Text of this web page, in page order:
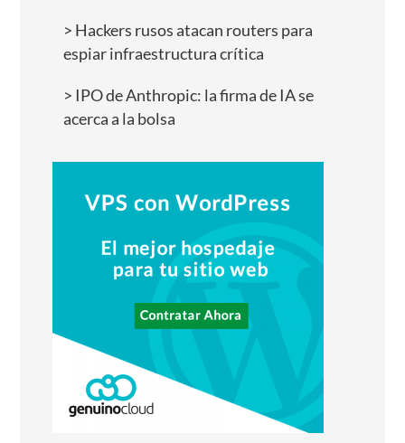
Hackers rusos atacan routers para
espiar infraestructura crítica
IPO de Anthropic: la firma de IA se
acerca a la bolsa